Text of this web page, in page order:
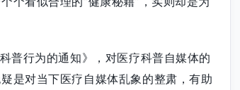
普行为的通知》，对医疗科普自媒体的
是对当下医疗自媒体乱象的整肃，有助